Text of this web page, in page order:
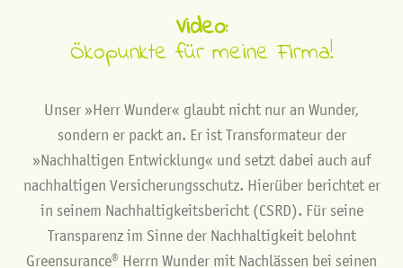
Video:
Ökopunkte für meine Firma!
Unser »Herr Wunder« glaubt nicht nur an Wunder,
sondern er packt an. Er ist Transformateur der
»Nachhaltigen Entwicklung« und setzt dabei auch auf
nachhaltigen Versicherungsschutz. Hierüber berichtet er
in seinem Nachhaltigkeitsbericht (CSRD). Für seine
Transparenz im Sinne der Nachhaltigkeit belohnt
Greensurance® Herrn Wunder mit Nachlässen bei seinen